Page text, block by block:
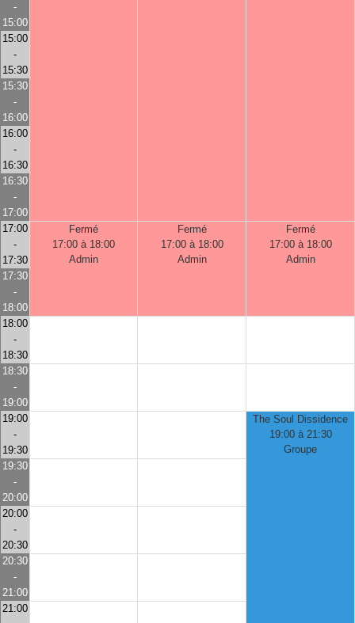
-
15:00
15:00
-
15:30
15:30
-
16:00
16:00
-
16:30
16:30
-
17:00
17:00
-
17:30
Fermé
17:00 à 18:00
Admin
Fermé
17:00 à 18:00
Admin
Fermé
17:00 à 18:00
Admin
17:30
-
18:00
18:00
-
18:30
18:30
-
19:00
19:00
-
19:30
The Soul Dissidence
19:00 à 21:30
Groupe
19:30
-
20:00
20:00
-
20:30
20:30
-
21:00
21:00